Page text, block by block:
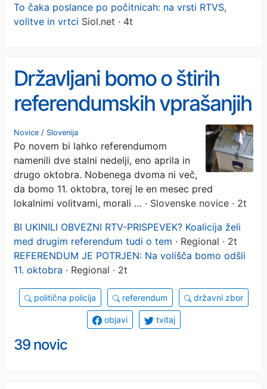
To čaka poslance po počitnicah: na vrsti RTVS,
volitve in vrtci Siol.net · 4t
Državljani bomo o štirih
referendumskih vprašanjih
odločali le mesec pred
lokalnimi volitvami: v
ospredju tudi RTV-
prispevek in socialna
pomoč
Novice / Slovenija
Po novem bi lahko referendumom
namenili dve stalni nedelji, eno aprila in
drugo oktobra. Nobenega dvoma ni več,
da bomo 11. oktobra, torej le en mesec pred
lokalnimi volitvami, morali … · Slovenske novice · 2t
BI UKINILI OBVEZNI RTV-PRISPEVEK? Koalicija želi
med drugim referendum tudi o tem · Regional · 2t
REFERENDUM JE POTRJEN: Na volišča bomo odšli
11. oktobra · Regional · 2t
politična policija referendum državni zbor
objavi tvitaj
39 novic